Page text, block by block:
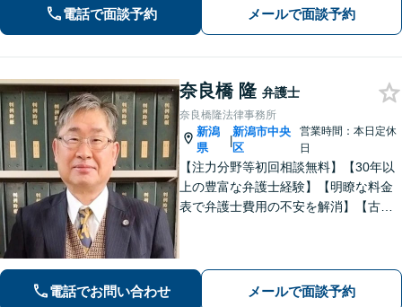
き、気持ちに寄り添いながら法的サポ
ートをいたします。
電話で面談予約 メールで面談予約
奈良橋 隆 弁護士
奈良橋隆法律事務所
新潟
県
|
新潟市中央
区
営業時間：本日定休
日
【注力分野等初回相談無料】【30年以
上の豊富な弁護士経験】【明瞭な料金
表で弁護士費用の不安を解消】【古町
電話でお問い合わせ メールで面談予約